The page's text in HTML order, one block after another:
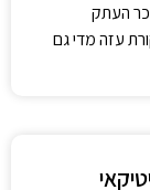
מדי גם